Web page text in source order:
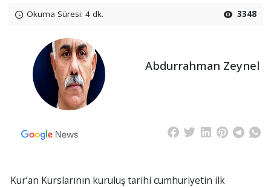
Okuma Süresi: 4 dk. 3348
Abdurrahman Zeynel
Kur’an Kurslarının kuruluş tarihi cumhuriyetin ilk